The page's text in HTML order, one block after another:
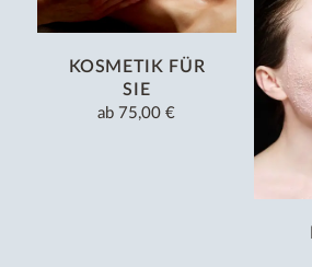
KOSMETIK FÜR
SIE
ab 75,00 €